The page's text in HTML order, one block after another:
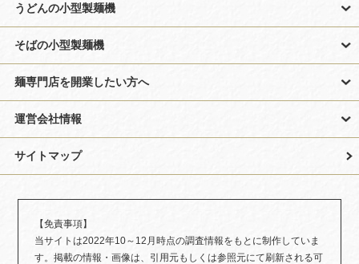
うどんの小型製麺機
そばの小型製麺機
麺専門店を開業したい方へ
運営会社情報
サイトマップ
【免責事項】
当サイトは2022年10～12月時点の調査情報をもとに制作していま
す。掲載の情報・画像は、引用元もしくは参照元にて刷新される可